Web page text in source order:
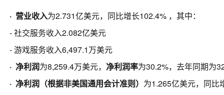
· 营业收入为2.731亿美元，同比增长102.4% ，其中：
- 社交服务收入2.082亿美元
- 游戏服务收入6,497.1万美元
· 净利润为8,259.4万美元， 净利润率为30.2%，去年同期为
· 净利润（根据非美国通用会计准则） 为1.265亿美元，同比